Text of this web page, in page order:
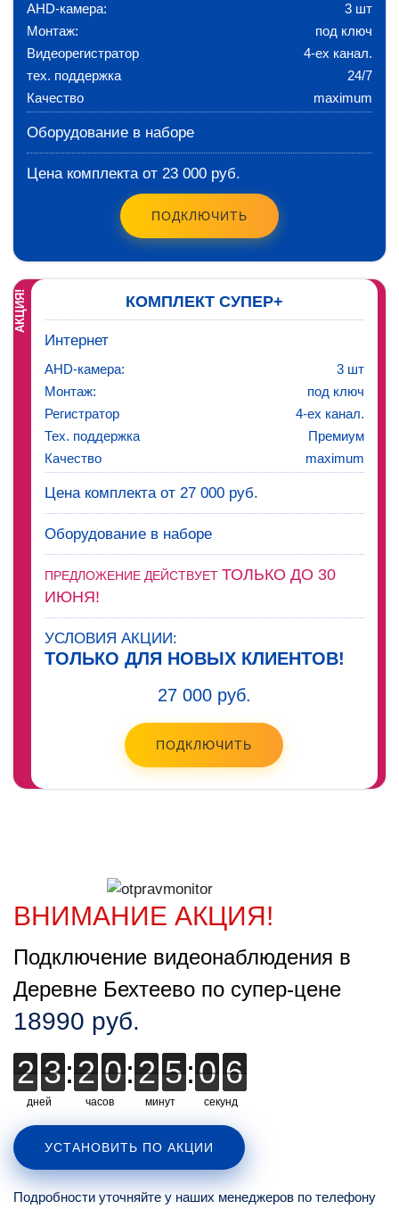
AHD-камера:
3 шт
Монтаж:
под ключ
Видеорегистратор
4-ех канал.
тех. поддержка
24/7
Качество
maximum
Оборудование в наборе
Цена комплекта от 23 000 руб.
ПОДКЛЮЧИТЬ
АКЦИЯ! КОМПЛЕКТ СУПЕР+
Интернет
AHD-камера:
3 шт
Монтаж:
под ключ
Регистратор
4-ех канал.
Тех. поддержка
Премиум
Качество
maximum
Цена комплекта от 27 000 руб.
Оборудование в наборе
ПРЕДЛОЖЕНИЕ ДЕЙСТВУЕТ ТОЛЬКО ДО 30
ИЮНЯ!
УСЛОВИЯ АКЦИИ:
ТОЛЬКО ДЛЯ НОВЫХ КЛИЕНТОВ!
27 000 руб.
ПОДКЛЮЧИТЬ
ВНИМАНИЕ АКЦИЯ!
Подключение видеонаблюдения в
Деревне Бехтеево по супер-цене
18990 руб.
дней
2
2 3
3:
часов
2
2 0
0:
минут
2
2 5
5:
секунд
0
0
0 5
6
5
УСТАНОВИТЬ ПО АКЦИИ
Подробности уточняйте у наших менеджеров по телефону